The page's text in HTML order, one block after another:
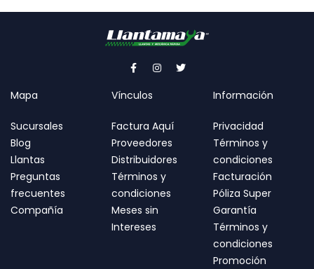
Mapa
Sucursales
Blog
Llantas
Preguntas
frecuentes
Compañía
Vínculos
Factura Aquí
Proveedores
Distribuidores
Términos y
condiciones
Meses sin
Intereses
Información
Privacidad
Términos y
condiciones
Facturación
Póliza Super
Garantía
Términos y
condiciones
Promoción